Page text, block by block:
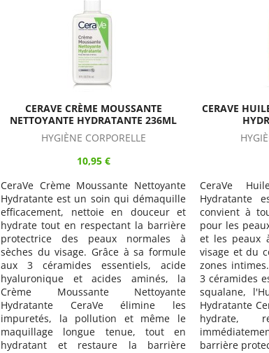
CERAVE HUILE LAVANTE MOUSSANTE
HYDRATANTE 473ML
HYGIÈNE CORPORELLE
13,95 €
CeraVe Huile Lavante Moussante
Hydratante est un soin lavant qui
convient à toute la famille préconisé
pour les peaux normales à très sèches
et les peaux à tendance atopique du
visage et du corps, y compris pour les
zones intimes. Grâce à sa formule aux
3 céramides essentiels, triglycérides et
squalane, l'Huile Lavante Moussante
Hydratante CeraVe nettoie en douceur,
hydrate, relipide et apaise
immédiatement, sans altérer la
barrière protectrice de la peau.
CERAVE
soin sans
démaquille
en
des peaux
visage et du
aux 3
Niacinamide,
élimine les
en
barrière